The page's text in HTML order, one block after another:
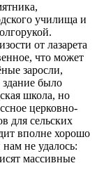
училища и
от лазарета
что может
заросли,
было
школа, но
церковно-
для сельских
вполне хорошо
не удалось:
массивные